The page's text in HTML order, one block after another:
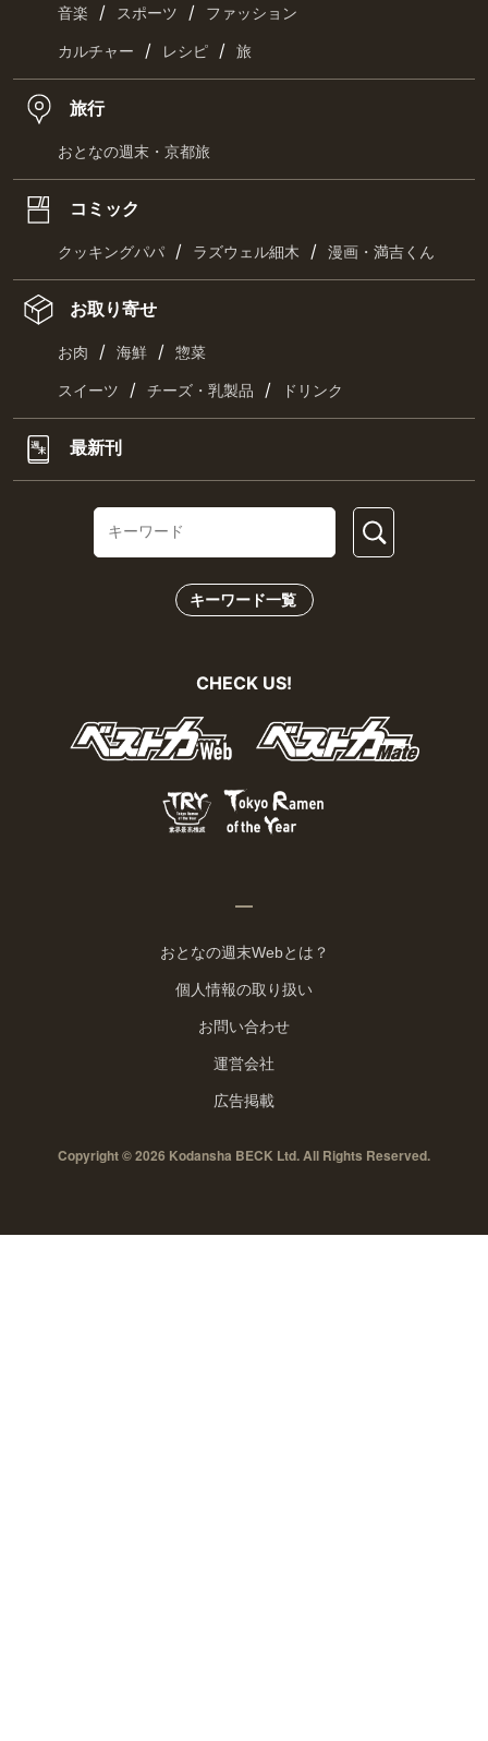
音楽 / スポーツ / ファッション
カルチャー / レシピ / 旅
旅行
おとなの週末・京都旅
コミック
クッキングパパ / ラズウェル細木 / 漫画・満吉くん
お取り寄せ
お肉 / 海鮮 / 惣菜
スイーツ / チーズ・乳製品 / ドリンク
最新刊
キーワード一覧
CHECK US!
おとなの週末Webとは？
個人情報の取り扱い
お問い合わせ
運営会社
広告掲載
Copyright © 2026 Kodansha BECK Ltd. All Rights Reserved.